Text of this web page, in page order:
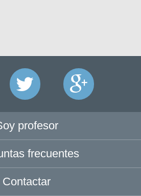
profesor
frecuentes
Contactar